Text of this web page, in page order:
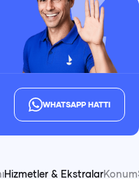
WHATSAPP HATTI
Hizmetler & EkstralarKonum